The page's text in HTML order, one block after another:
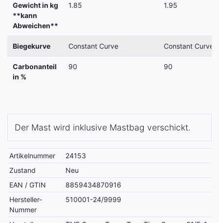
Gewicht in kg
**kann
Abweichen**
1.85 1.95
Biegekurve Constant Curve Constant Curve
Carbonanteil
in %
90 90
Der Mast wird inklusive Mastbag verschickt.
Artikelnummer
24153
Zustand
Neu
EAN / GTIN
8859434870916
Hersteller-
Nummer
510001-24/9999